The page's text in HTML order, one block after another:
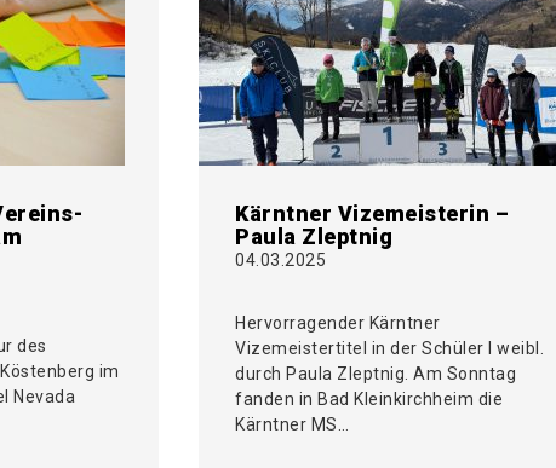
des
im
Nevada
Kärntner Vizemeisterin –
Paula Zleptnig
04.03.2025
Hervorragender Kärntner
Vizemeistertitel in der Schüler I weibl.
durch Paula Zleptnig. Am Sonntag
fanden in Bad Kleinkirchheim die
Kärntner MS…